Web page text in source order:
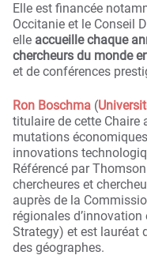
Elle est financée
Occitanie et le Conseil
elle accueille chaque
chercheurs du monde
et de conférences
Ron Boschma (
titulaire de cette Chaire
mutations
innovations
Référencé par
chercheures et
auprès de la
régionales
Strategy) et est lauréat
des géographes.